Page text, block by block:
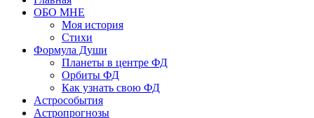
ОБО МНЕ
Моя история
Стихи
Формула Души
Планеты в центре ФД
Орбиты ФД
Как узнать свою ФД
Астрособытия
Астропрогнозы